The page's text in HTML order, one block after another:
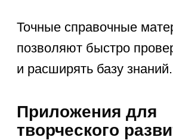
Курсы для
дошкольников
4-6 лет от 1 155 ₽/занятие
Занятия в игровой форме, гибкий график
занятий и удобная онлайн-платформа.